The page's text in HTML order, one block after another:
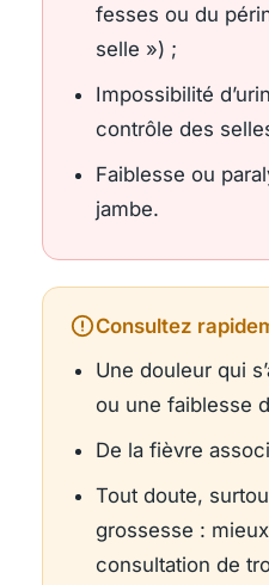
fesses ou du
selle ») ;
Impossibilité
contrôle des
Faiblesse ou
jambe.
Consultez
Une douleur qui
ou une faiblesse
De la fièvre
Tout doute,
grossesse :
consultation de